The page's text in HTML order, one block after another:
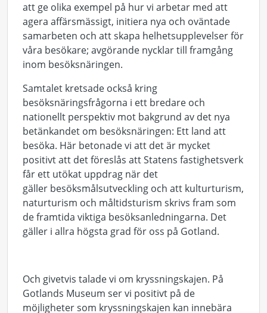
att ge olika exempel på hur vi arbetar med att
agera affärsmässigt, initiera nya och oväntade
samarbeten och att skapa helhetsupplevelser för
våra besökare; avgörande nycklar till framgång
inom besöksnäringen.
Samtalet kretsade också kring
besöksnäringsfrågorna i ett bredare och
nationellt perspektiv mot bakgrund av det nya
betänkandet om besöksnäringen: Ett land att
besöka. Här betonade vi att det är mycket
positivt att det föreslås att Statens fastighetsverk
får ett utökat uppdrag när det
gäller besöksmålsutveckling och att kulturturism,
naturturism och måltidsturism skrivs fram som
de framtida viktiga besöksanledningarna. Det
gäller i allra högsta grad för oss på Gotland.
Och givetvis talade vi om kryssningskajen. På
Gotlands Museum ser vi positivt på de
möjligheter som kryssningskajen kan innebära